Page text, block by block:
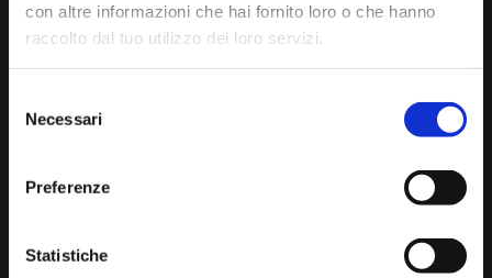
con altre informazioni che hai fornito loro o che hanno
raccolto dal tuo utilizzo dei loro servizi.
delNecessari
Preferenze
Statistiche
SUONO E SILENZIO
18:00
La vita di Anna Magdalena e Johann Sebastian Bach
Sara Beinat(Anna Magdalena Bach)